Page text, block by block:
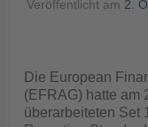
Veröffentlicht am 2.
Die European
(EFRAG) hatte am
überarbeiteten Set